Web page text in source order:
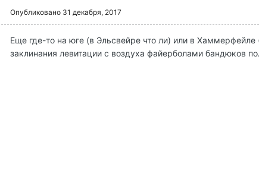
Опубликовано 31 декабря, 2017
Еще где-то на юге (в Эльсвейре что ли) или в
заклинания левитации с воздуха файерболами бандюков